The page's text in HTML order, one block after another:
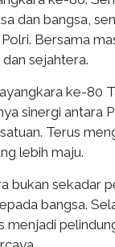
dan bangsa,
Bersama
sejahtera.
ke-80
sinergi antara
Terus
lebih maju.
bukan sekadar
bangsa.
menjadi